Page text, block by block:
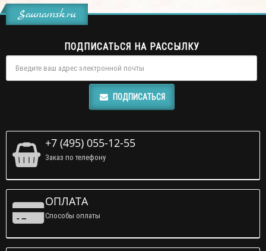
Saunamsk.ru
ПОДПИСАТЬСЯ НА РАССЫЛКУ
ПОДПИСАТЬСЯ
+7 (495) 055-12-55
Заказ по телефону
ОПЛАТА
Способы оплаты